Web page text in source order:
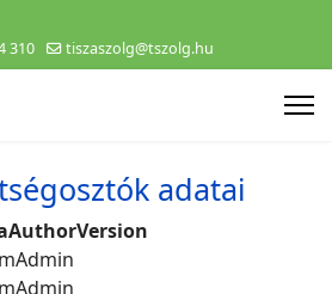
310 tiszaszolg@tszolg.hu
adatai
AuthorVersion